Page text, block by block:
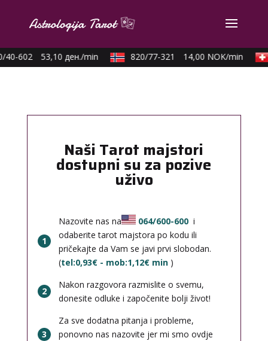
40-602 53,10 ден./min 820/77-321 14,00 NOK/min
Naši Tarot majstori
dostupni su za pozive
uživo
1
Nazovite nas na 064/600-600 i
odaberite tarot majstora po kodu ili
pričekajte da Vam se javi prvi slobodan.
(tel:0,93€ - mob:1,12€ min )
2
Nakon razgovora razmislite o svemu,
donesite odluke i započenite bolji život!
3
Za sve dodatna pitanja i probleme,
ponovno nas nazovite jer mi smo ovdje